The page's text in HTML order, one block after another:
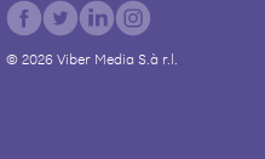
© 2026Viber Media S.à r.l.